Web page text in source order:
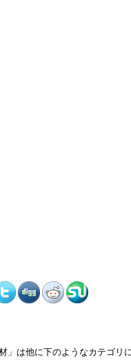
は他に下のようなカテゴ